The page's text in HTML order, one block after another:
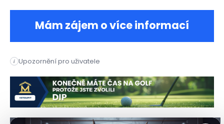
Mám zájem o více informací
i Upozornění pro uživatele
Evropské akciové trhy zakončí týden v mírném plusu, když